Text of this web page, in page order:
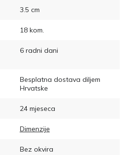
3.5 cm
18kom.
6radni dani
Besplatna dostava diljem
Hrvatske
24 mjeseca
Dimenzije
Bez okvira